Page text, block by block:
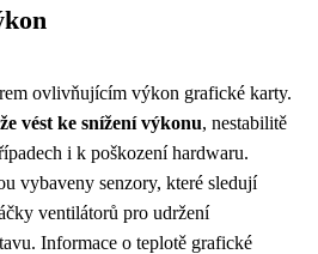
ovlivňujícím výkon grafické karty.
vést ke snížení výkonu, nestabilitě
i k poškození hardwaru.
vybaveny senzory, které sledují
ventilátorů pro udržení
Informace o teplotě grafické